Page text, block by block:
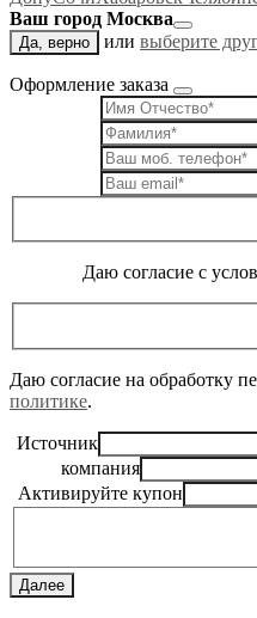
Ваш город Москва
Да, верно или выберите
Оформление заказа
Даю согласие c
Даю согласие на обработку
политике.
Источник
компания
Активируйте купон
Далее